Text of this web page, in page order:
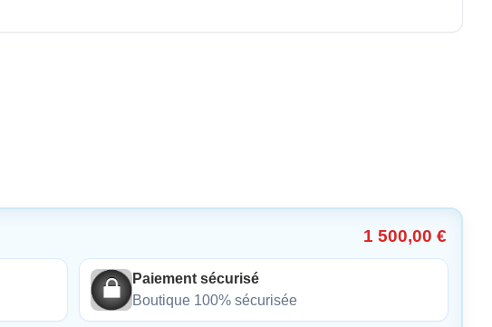
1 500,00 €
Paiement sécurisé
Boutique 100% sécurisée